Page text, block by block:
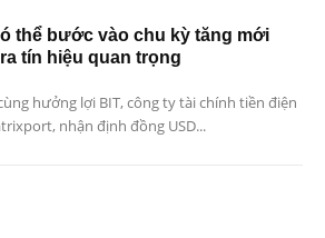
thể bước vào chu kỳ tăng mới
tín hiệu quan trọng
hưởng lợi BIT, công ty tài chính tiền điện
nhận định đồng USD...